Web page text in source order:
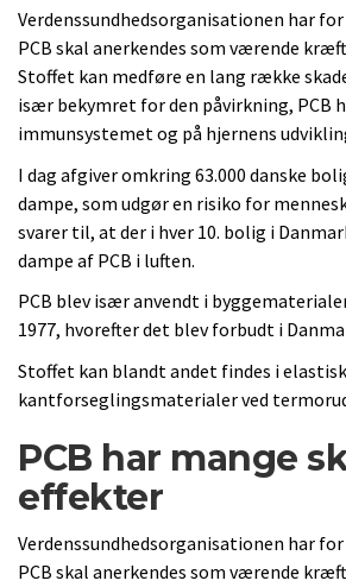
Verdenssundhedsorganisationen har
PCB skal anerkendes som værende
Stoffet kan medføre en lang række
især bekymret for den påvirkning, PCB
immunsystemet og på hjernens
I dag afgiver omkring 63.000 danske
dampe, som udgør en risiko for
svarer til, at der i hver 10. bolig i
dampe af PCB i luften.
PCB blev især anvendt i
1977, hvorefter det blev forbudt i
Stoffet kan blandt andet findes i
kantforseglingsmaterialer ved
PCB har mange
effekter
Verdenssundhedsorganisationen har
PCB skal anerkendes som værende